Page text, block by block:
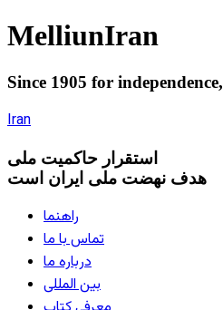
MelliunIran
Since 1905 for independence,
Iran
استقرار حاکميت ملی
هدف نهضت ملی ایران است
راهنما
تماس با ما
درباره ما
بین المللی